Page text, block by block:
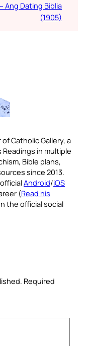
– Ang Dating Biblia
(1905)
Catholic Gallery, a
in multiple
Bible plans,
since 2013.
Android/iOS
(Read his
the official social
Required